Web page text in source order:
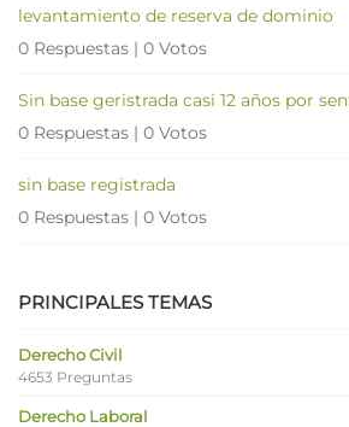
levantamiento de reserva de dominio
0 Respuestas | 0 Votos
Sin base geristrada casi 12 años por
0 Respuestas | 0 Votos
sin base registrada
0 Respuestas | 0 Votos
PRINCIPALES TEMAS
Derecho Civil
4653 Preguntas
Derecho Laboral